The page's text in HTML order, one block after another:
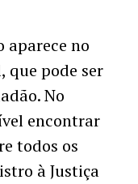
aparece no
pode ser
No
encontrar
todos os
à Justiça